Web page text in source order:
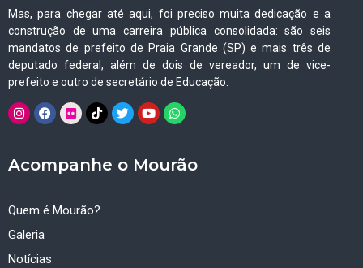
Mas, para chegar até aqui, foi preciso muita dedicação e a
construção de uma carreira pública consolidada: são seis
mandatos de prefeito de Praia Grande (SP) e mais três de
deputado federal, além de dois de vereador, um de vice-
prefeito e outro de secretário de Educação.
Acompanhe o Mourão
Quem é Mourão?
Galeria
Notícias